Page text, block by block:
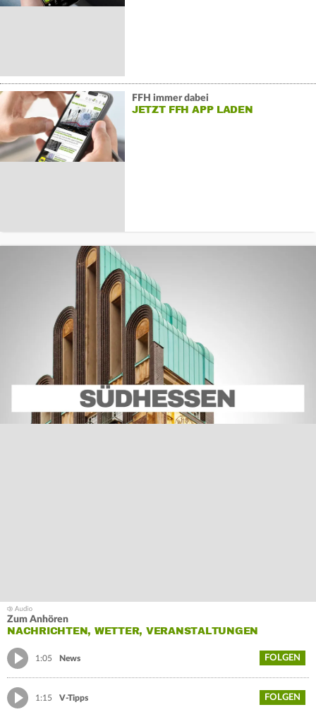
FFH immer dabei
JETZT FFH APP LADEN
Zum Anhören
NACHRICHTEN, WETTER, VERANSTALTUNGEN
1:05 News FOLGEN
1:15 V-Tipps FOLGEN